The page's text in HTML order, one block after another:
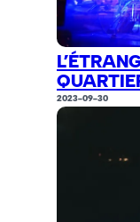
2023-09-30